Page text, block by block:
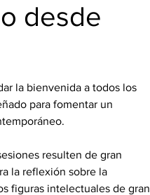
desde
la bienvenida a todos los
para fomentar un
resulten de gran
la reflexión sobre la
figuras intelectuales de gran